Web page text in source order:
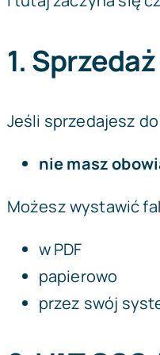
1.
Jeśli sprzedajesz
nie masz
Możesz wystawić
w PDF
papierowo
przez swój